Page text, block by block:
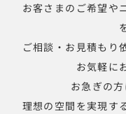
お客さまのご希望や
ご相談・お見積もり
お気軽に
お急ぎの
理想の空間を実現す